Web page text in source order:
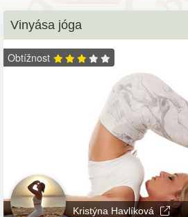
Vinyása jóga
Obtížnost
Kristýna Havlíková